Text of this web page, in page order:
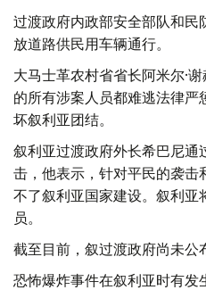
过渡政府内政部安全部队和
放道路供民用车辆通行。
大马士革农村省省长阿米尔·
的所有涉案人员都难逃法律
坏叙利亚团结。
叙利亚过渡政府外长希巴尼通
击，他表示，针对平民的袭击
不了叙利亚国家建设。叙利亚
员。
截至目前，叙过渡政府尚未公
恐怖爆炸事件在叙利亚时有发